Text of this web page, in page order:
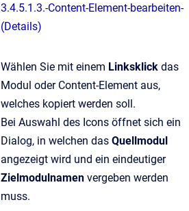
3.4.5.1.3.-Content-Element-bearbeiten-
(Details)
Wählen Sie mit einem Linksklick das
Modul oder Content-Element aus,
welches kopiert werden soll.
Bei Auswahl des Icons öffnet sich ein
Dialog, in welchen das Quellmodul
angezeigt wird und ein eindeutiger
Zielmodulnamen vergeben werden
muss.